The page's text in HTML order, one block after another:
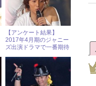
【アンケート結果】
2017年4月期のジャニー
ズ出演ドラマで一番期待